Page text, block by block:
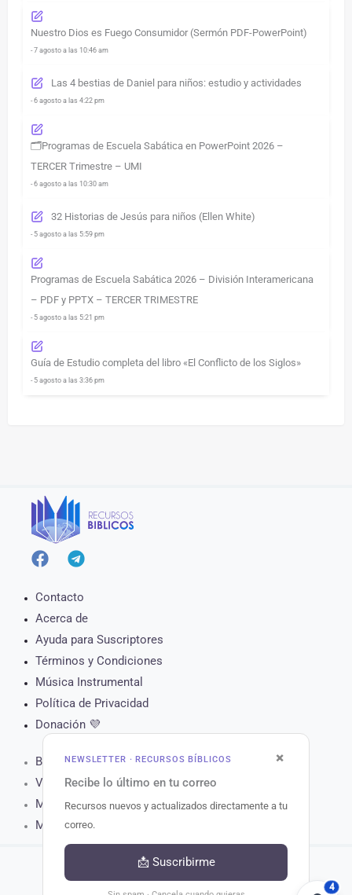
Nuestro Dios es Fuego Consumidor (Sermón PDF-PowerPoint)
- 7 agosto a las 10:46 am
Las 4 bestias de Daniel para niños: estudio y actividades
- 6 agosto a las 4:22 pm
🗂️Programas de Escuela Sabática en PowerPoint 2026 –
TERCER Trimestre – UMI
- 6 agosto a las 10:30 am
32 Historias de Jesús para niños (Ellen White)
- 5 agosto a las 5:59 pm
Programas de Escuela Sabática 2026 – División Interamericana
– PDF y PPTX – TERCER TRIMESTRE
- 5 agosto a las 5:21 pm
Guía de Estudio completa del libro «El Conflicto de los Siglos»
- 5 agosto a las 3:36 pm
×
NEWSLETTER · RECURSOS BÍBLICOS
Recibe lo último en tu correo
Recursos nuevos y actualizados directamente a tu
correo.
📩 Suscribirme
Contacto
Acerca de
Ayuda para Suscriptores
Términos y Condiciones
Música Instrumental
Política de Privacidad
Donación 💜
Biblia Online
Versículo del Día
Muro de Oración
Matutina para Hoy
Copyright © 2026 Recursos Bíblicos. 4